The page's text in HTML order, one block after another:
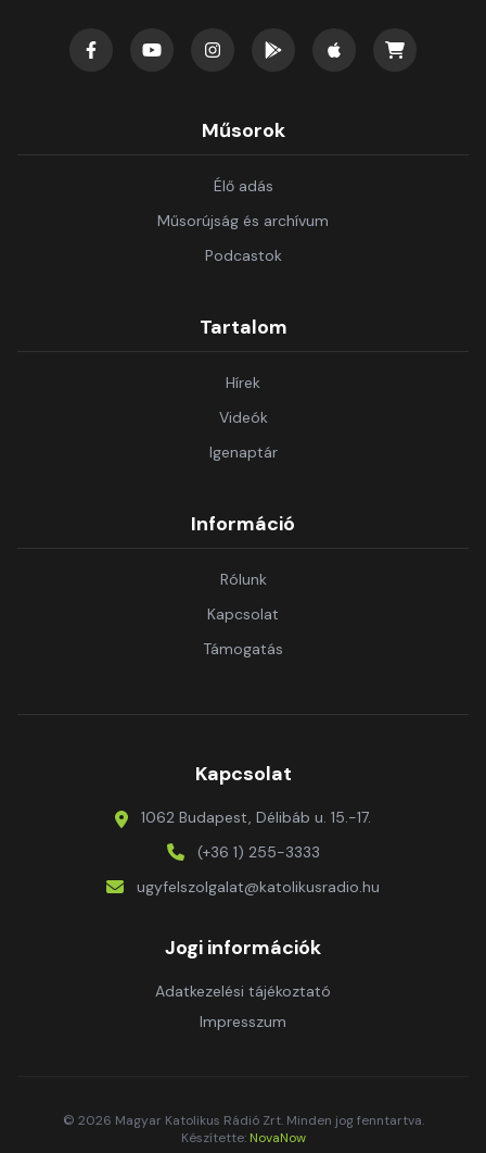
Műsorok
Élő adás
Műsorújság és archívum
Podcastok
Tartalom
Hírek
Videók
Igenaptár
Információ
Rólunk
Kapcsolat
Támogatás
Kapcsolat
1062 Budapest, Délibáb u. 15.-17.
(+36 1) 255-3333
ugyfelszolgalat@katolikusradio.hu
Jogi információk
Adatkezelési tájékoztató
Impresszum
© 2026 Magyar Katolikus Rádió Zrt. Minden jog fenntartva.
Készítette: NovaNow